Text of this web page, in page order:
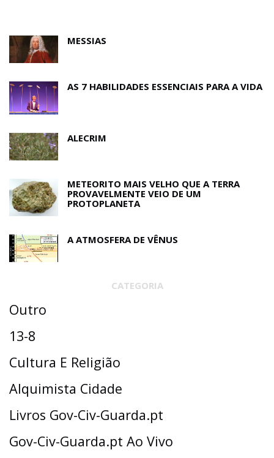
MESSIAS
AS 7 HABILIDADES ESSENCIAIS PARA A VIDA
ALECRIM
METEORITO MAIS VELHO QUE A TERRA
PROVAVELMENTE VEIO DE UM
PROTOPLANETA
A ATMOSFERA DE VÊNUS
CATEGORIA
Outro
13-8
Cultura E Religião
Alquimista Cidade
Livros Gov-Civ-Guarda.pt
Gov-Civ-Guarda.pt Ao Vivo